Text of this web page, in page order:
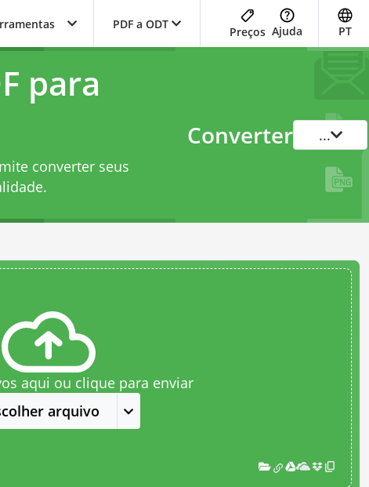
PDF a ODT
Preços Ajuda PT
para
converter seus
Converter ...
aqui ou clique para enviar
arquivo